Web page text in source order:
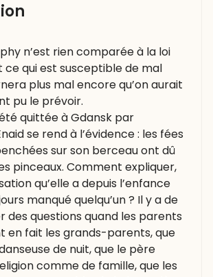
n’est rien comparée à la loi
ce qui est susceptible de mal
plus mal encore qu’on aurait
pu le prévoir.
quittée à Gdansk par
se rend à l’évidence : les fées
sur son berceau ont dû
pinceaux. Comment expliquer,
qu’elle a depuis l’enfance
manqué quelqu’un ? Il y a de
des questions quand les parents
en fait les grands-parents, que
de nuit, que le père
comme de famille, que les